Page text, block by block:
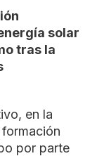
solar
tras la
en la
por parte